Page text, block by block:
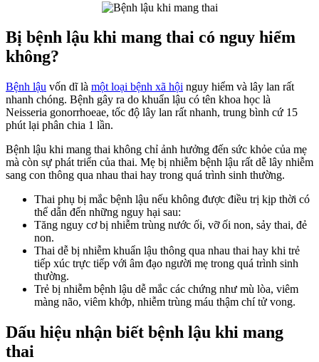
Bị bệnh lậu khi mang thai có nguy hiểm
không?
Bệnh lậu vốn dĩ là một loại bệnh xã hội nguy hiểm và lây lan rất
nhanh chóng. Bệnh gây ra do khuẩn lậu có tên khoa học là
Neisseria gonorrhoeae, tốc độ lây lan rất nhanh, trung bình cứ 15
phút lại phân chia 1 lần.
Bệnh lậu khi mang thai không chỉ ảnh hưởng đến sức khỏe của mẹ
mà còn sự phát triển của thai. Mẹ bị nhiễm bệnh lậu rất dễ lây nhiễm
sang con thông qua nhau thai hay trong quá trình sinh thường.
Thai phụ bị mắc bệnh lậu nếu không được điều trị kịp thời có
thể dẫn đến những nguy hại sau:
Tăng nguy cơ bị nhiễm trùng nước ối, vỡ ối non, sảy thai, đẻ
non.
Thai dễ bị nhiễm khuẩn lậu thông qua nhau thai hay khi trẻ
tiếp xúc trực tiếp với âm đạo người mẹ trong quá trình sinh
thường.
Trẻ bị nhiễm bệnh lậu dễ mắc các chứng như mù lòa, viêm
màng não, viêm khớp, nhiễm trùng máu thậm chí tử vong.
Dấu hiệu nhận biết bệnh lậu khi mang
thai